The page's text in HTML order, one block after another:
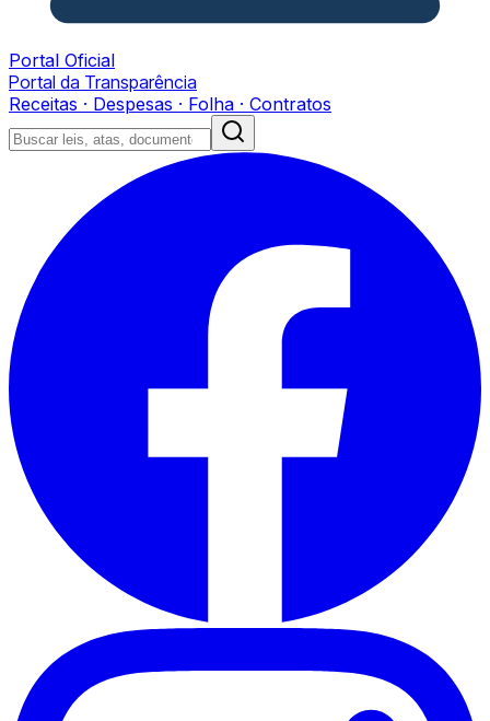
Portal Oficial
Portal da Transparência
Receitas · Despesas · Folha · Contratos